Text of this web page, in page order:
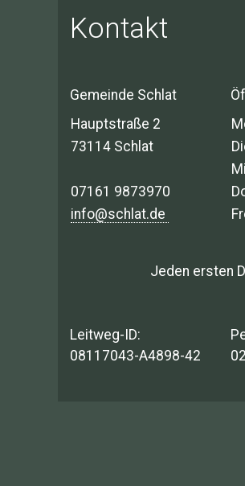
Kontakt
Gemeinde Schlat
Hauptstraße 2
73114 Schlat
07161 9873970
info@schlat.de
Jeden ersten
Leitweg-ID:
08117043-A4898-42